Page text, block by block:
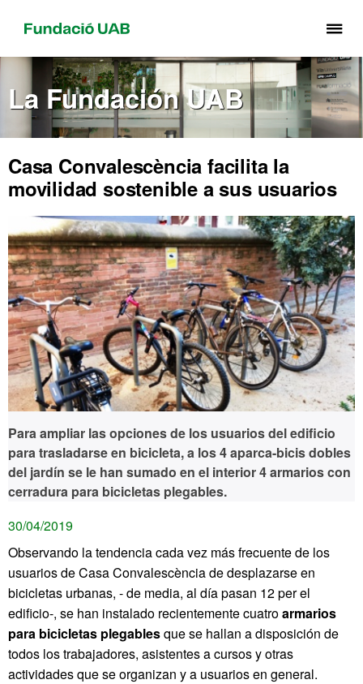
el
La Fundación UAB
Casa Convalescència facilita la
movilidad sostenible a sus usuarios
Para ampliar las opciones de los usuarios del edificio
para trasladarse en bicicleta, a los 4 aparca-bicis dobles
del jardín se le han sumado en el interior 4 armarios con
cerradura para bicicletas plegables.
30/04/2019
Observando la tendencia cada vez más frecuente de los
usuarios de Casa Convalescència de desplazarse en
bicicletas urbanas, - de media, al día pasan 12 per el
edificio-, se han instalado recientemente cuatroarmarios
para bicicletas plegablesque se hallan a disposición de
todos los trabajadores, asistentes a cursos y otras
actividades que se organizan y a usuarios en general.